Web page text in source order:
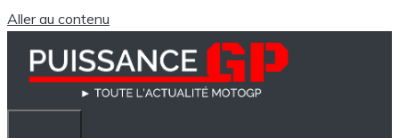
Aller au contenu